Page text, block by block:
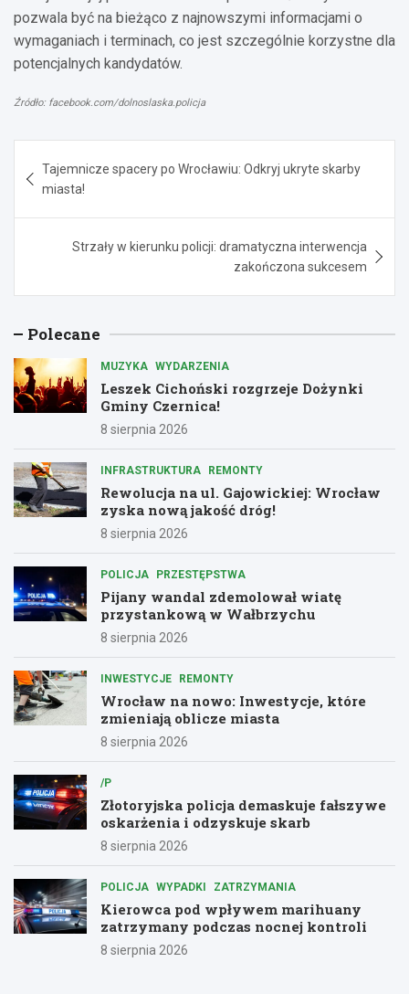
pozwala być na bieżąco z najnowszymi informacjami o
wymaganiach i terminach, co jest szczególnie korzystne dla
potencjalnych kandydatów.
Źródło: facebook.com/dolnoslaska.policja
wpisu
Tajemnicze spacery po Wrocławiu: Odkryj ukryte skarby
miasta!
Strzały w kierunku policji: dramatyczna interwencja
zakończona sukcesem
Polecane
MUZYKA WYDARZENIA
Leszek Cichoński rozgrzeje Dożynki
Gminy Czernica!
8 sierpnia 2026
INFRASTRUKTURA REMONTY
Rewolucja na ul. Gajowickiej: Wrocław
zyska nową jakość dróg!
8 sierpnia 2026
POLICJA PRZESTĘPSTWA
Pijany wandal zdemolował wiatę
przystankową w Wałbrzychu
8 sierpnia 2026
INWESTYCJE REMONTY
Wrocław na nowo: Inwestycje, które
zmieniają oblicze miasta
8 sierpnia 2026
/P
Złotoryjska policja demaskuje fałszywe
oskarżenia i odzyskuje skarb
8 sierpnia 2026
POLICJA WYPADKI ZATRZYMANIA
Kierowca pod wpływem marihuany
zatrzymany podczas nocnej kontroli
8 sierpnia 2026